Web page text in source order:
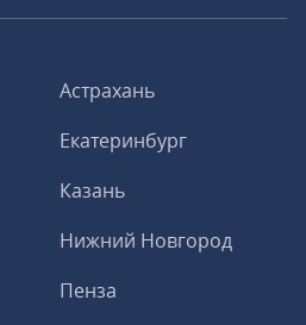
Астрахань
Екатеринбург
Казань
Нижний Новгород
Пенза